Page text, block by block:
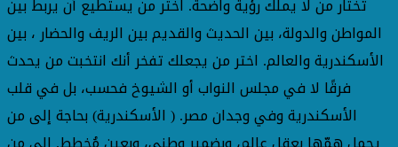
تختار من لا يملك رؤية واضحة. اختر من يستطيع أن يربط بين
المواطن والدولة، بين الحديث والقديم بين الريف والحضار ، بين
الأسكندرية والعالم. اختر من يجعلك تفخر أنك انتخبت من يحدث
فرقًا لا في مجلس النواب أو الشيوخ فحسب، بل في قلب
الأسكندرية وفي وجدان مصر. ( الأسكندرية) بحاجة إلى من